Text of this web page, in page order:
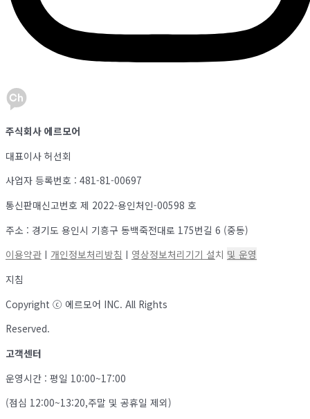
주식회사 에르모어
대표이사 허선회
사업자 등록번호 : 481-81-00697
통신판매신고번호 제 2022-용인처인-00598 호
주소 : 경기도 용인시 기흥구 동백죽전대로 175번길 6 (중동)
이용약관 ㅣ 개인정보처리방침 ㅣ 영상정보처리기기 설치 및 운영
지침
Copyright ⓒ 에르모어 INC. All Rights
Reserved.
고객센터
운영시간 : 평일 10:00~17:00
(점심 12:00~13:20,주말 및 공휴일 제외)